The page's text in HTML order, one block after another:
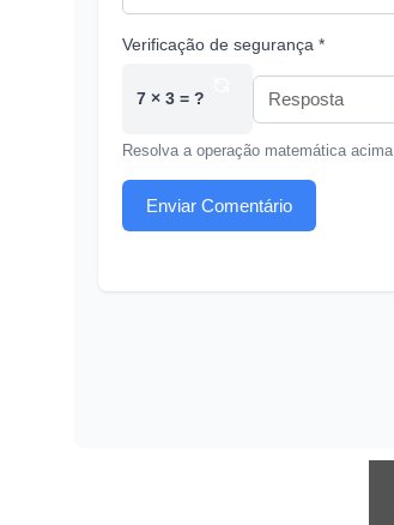
Verificação de segurança *
7 × 3 = ?
Resolva a operação matemática acima
Enviar Comentário